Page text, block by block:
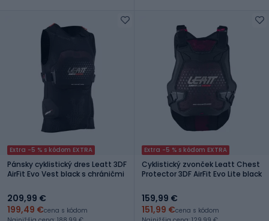
Extra -5 % s kódom EXTRA
Pánsky cyklistický dres Leatt 3DF
AirFit Evo Vest black s chráničmi
209,99 €
199,49 €cena s kódom
Extra -5 % s kódom EXTRA
Cyklistický zvonček Leatt Chest
Protector 3DF AirFit Evo Lite black
159,99 €
151,99 €cena s kódom